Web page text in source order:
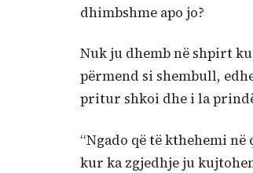
dhimbshme apo jo?
Nuk ju dhemb në shpirt
përmend si shembull,
pritur shkoi dhe i la
“Ngado që të kthehemi
kur ka zgjedhje ju